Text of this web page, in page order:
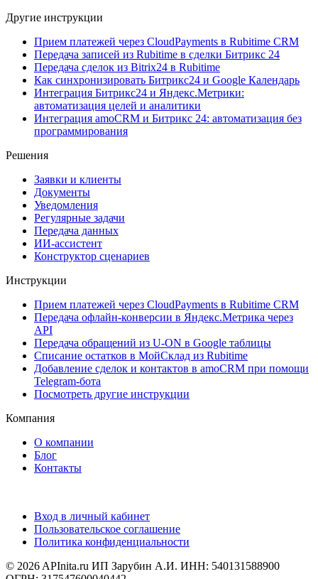
Другие инструкции
Прием платежей через CloudPayments в Rubitime CRM
Передача записей из Rubitime в сделки Битрикс 24
Передача сделок из Bitrix24 в Rubitime
Как синхронизировать Битрикс24 и Google Календарь
Интеграция Битрикс24 и Яндекс.Метрики:
автоматизация целей и аналитики
Интеграция amoCRM и Битрикс 24: автоматизация без
программирования
Решения
Заявки и клиенты
Документы
Уведомления
Регулярные задачи
Передача данных
ИИ-ассистент
Конструктор сценариев
Инструкции
Прием платежей через CloudPayments в Rubitime CRM
Передача офлайн-конверсии в Яндекс.Метрика через
API
Передача обращений из U-ON в Google таблицы
Списание остатков в МойСклад из Rubitime
Добавление сделок и контактов в amoCRM при помощи
Telegram-бота
Посмотреть другие инструкции
Компания
О компании
Блог
Контакты
Вход в личный кабинет
Пользовательское соглашение
Политика конфиденциальности
© 2026 APInita.ru ИП Зарубин А.И. ИНН: 540131588900